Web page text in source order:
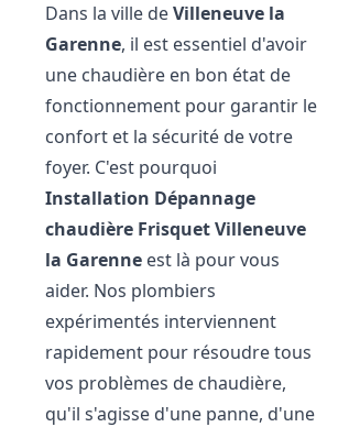
Dans la ville deVilleneuve la
Garenne, il est essentiel d'avoir
une chaudière en bon état de
fonctionnement pour garantir le
confort et la sécurité de votre
foyer. C'est pourquoi
Installation Dépannage
chaudière FrisquetVilleneuve
la Garenne est là pour vous
aider. Nos plombiers
expérimentés interviennent
rapidement pour résoudre tous
vos problèmes de chaudière,
qu'il s'agisse d'une panne, d'une